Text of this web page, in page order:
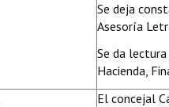
Se deja
Asesoría
Se da
Hacienda,
El concejal